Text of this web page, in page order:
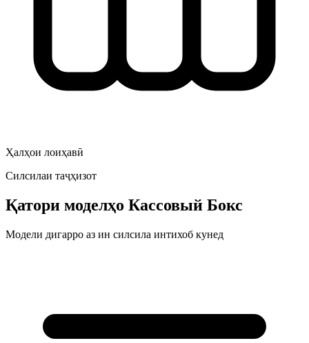
Ҳалҳои лоиҳавӣ
Силсилаи таҷҳизот
Қатори моделҳо Кассовый Бокс
Модели дигарро аз ин силсила интихоб кунед